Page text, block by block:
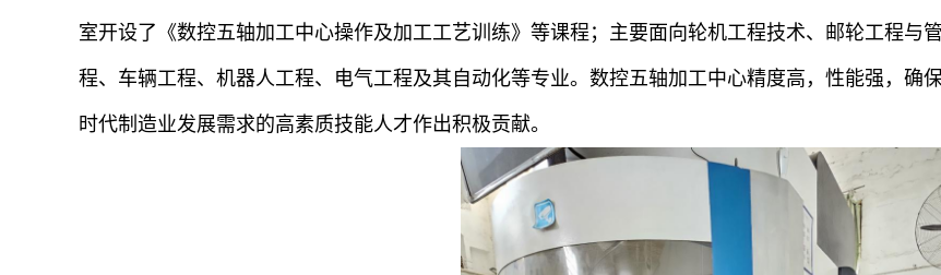
室开设了《数控五轴加工中心操作及加工工艺训练》等课程；主要面向轮机工程技术、邮轮工程与
程、车辆工程、机器人工程、电气工程及其自动化等专业。数控五轴加工中心精度高，性能强，确
时代制造业发展需求的高素质技能人才作出积极贡献。